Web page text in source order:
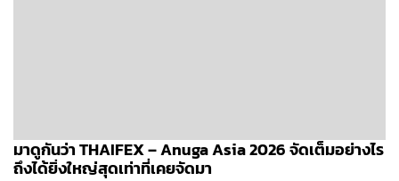
มาดูกันว่า THAIFEX – Anuga Asia 2026 จัดเต็มอย่างไร
ถึงได้ยิ่งใหญ่สุดเท่าที่เคยจัดมา